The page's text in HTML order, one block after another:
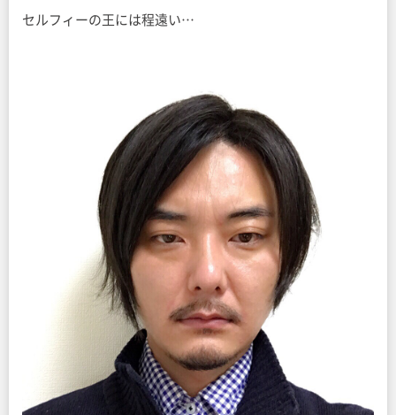
セルフィーの王には程遠い…